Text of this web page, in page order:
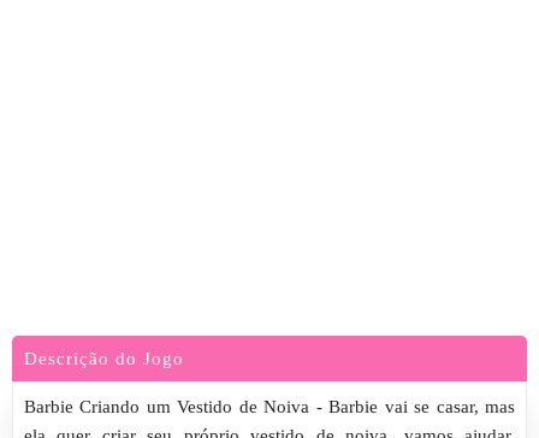
Descrição do Jogo
Barbie Criando um Vestido de Noiva - Barbie vai se casar, mas